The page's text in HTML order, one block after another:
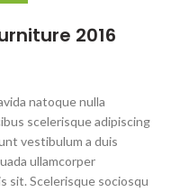
2016
natoque nulla
scelerisque adipiscing
vestibulum a duis
ullamcorper
sit. Scelerisque sociosqu